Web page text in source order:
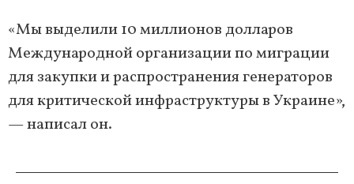
«Мы выделили 10 миллионов долларов
Международной организации по миграции
для закупки и распространения генераторов
для критической инфраструктуры в Украине»,
— написал он.